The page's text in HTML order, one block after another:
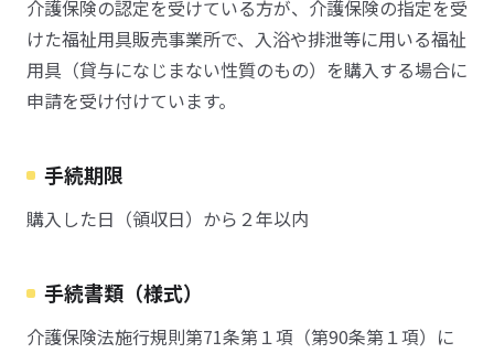
介護保険の認定を受けている方が、介護保険の指定を受
けた福祉用具販売事業所で、入浴や排泄等に用いる福祉
用具（貸与になじまない性質のもの）を購入する場合に
申請を受け付けています。
手続期限
購入した日（領収日）から２年以内
手続書類（様式）
介護保険法施行規則第71条第１項（第90条第１項）に